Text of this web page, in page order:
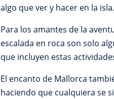
algo que ver y hacer en la isla.
Para los amantes de la
escalada en roca son solo
que incluyen estas
El encanto de Mallorca
haciendo que cualquiera se